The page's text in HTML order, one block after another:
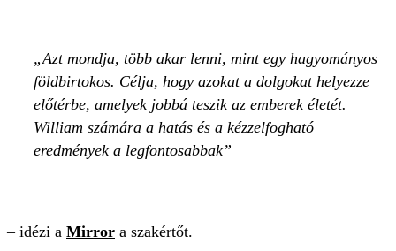
Azt mondja, több akar lenni, mint egy hagyományos
földbirtokos. Célja, hogy azokat a dolgokat helyezze
előtérbe, amelyek jobbá teszik az emberek életét.
William számára a hatás és a kézzelfogható
eredmények a legfontosabbak
– idézi a Mirror a szakértőt.